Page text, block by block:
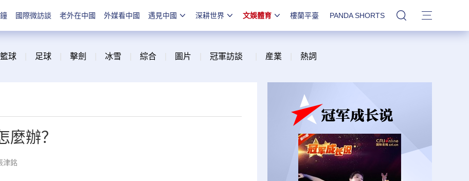
國際微訪談 老外在中國 外媒看中國 遇見中國 深耕世界 文娛體育 樓蘭平臺 PANDA SHORTS 站內搜索
籃球 足球 擊劍 冰雪 綜合 圖片 冠軍訪談 産業 熱詞
麼辦？
津銘